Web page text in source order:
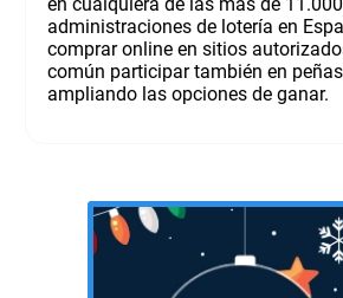
administraciones de lotería en
comprar online en sitios
común participar también en
ampliando las opciones de ganar.